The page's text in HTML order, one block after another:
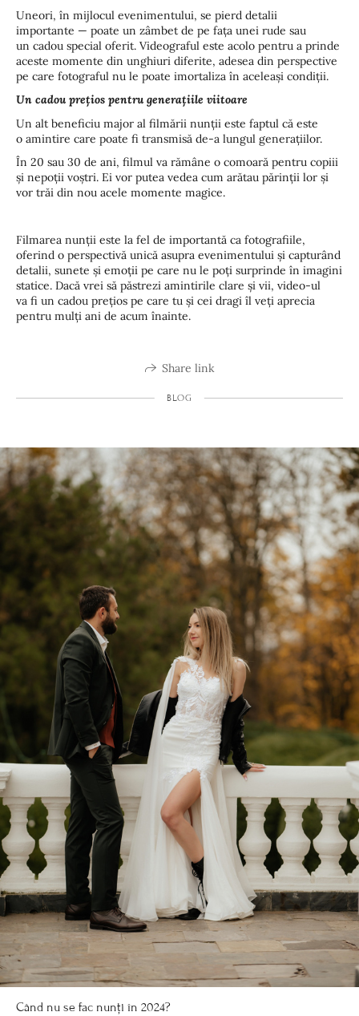
Uneori, în mijlocul evenimentului, se pierd detalii
importante — poate un zâmbet de pe fața unei rude sau
un cadou special oferit. Videograful este acolo pentru a prinde
aceste momente din unghiuri diferite, adesea din perspective
pe care fotograful nu le poate imortaliza în aceleași condiții.
Un cadou prețios pentru generațiile viitoare
Un alt beneficiu major al filmării nunții este faptul că este
o amintire care poate fi transmisă de-a lungul generațiilor.
În 20 sau 30 de ani, filmul va rămâne o comoară pentru copiii
și nepoții voștri. Ei vor putea vedea cum arătau părinții lor și
vor trăi din nou acele momente magice.
Filmarea nunții este la fel de importantă ca fotografiile,
oferind o perspectivă unică asupra evenimentului și capturând
detalii, sunete și emoții pe care nu le poți surprinde în imagini
statice. Dacă vrei să păstrezi amintirile clare și vii, video-ul
va fi un cadou prețios pe care tu și cei dragi îl veți aprecia
pentru mulți ani de acum înainte.
Share link
BLOG
Când nu se fac nunți în 2024?